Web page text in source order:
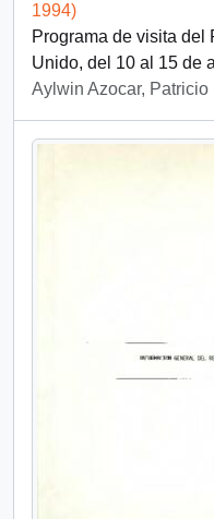
1994)
Programa de visita
Unido, del 10 al 15 de
Aylwin Azocar, Patricio